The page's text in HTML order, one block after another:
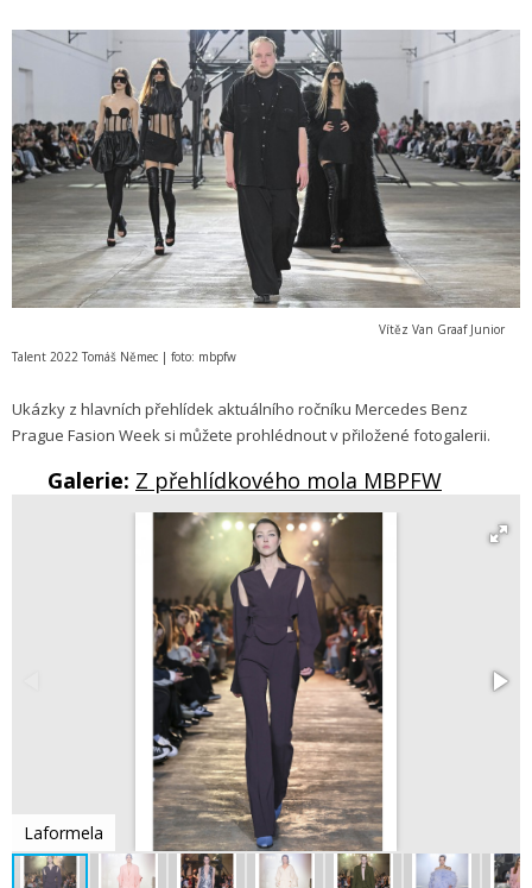
Vítěz Van Graaf Junior
Talent 2022 Tomáš Němec | foto: mbpfw
Ukázky z hlavních přehlídek aktuálního ročníku Mercedes Benz
Prague Fasion Week si můžete prohlédnout v přiložené fotogalerii.
Galerie: Z přehlídkového mola MBPFW
Laformela